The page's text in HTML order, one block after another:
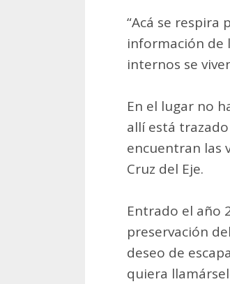
“Acá se respira
información de
internos se
En el lugar no
allí está
encuentran las
Cruz del Eje.
Entrado el año
preservación
deseo de
quiera